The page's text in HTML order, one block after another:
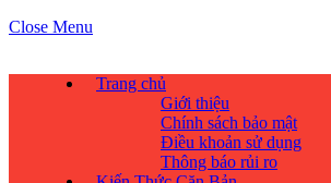
Close Menu
Trang chủ
Giới thiệu
Chính sách bảo mật
Điều khoản sử dụng
Thông báo rủi ro